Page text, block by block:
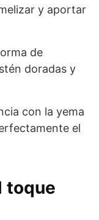
y aportar
de
doradas y
con la yema
el
toque